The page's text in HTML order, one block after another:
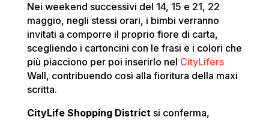
Nei weekend successivi del 14, 15 e 21, 22
maggio, negli stessi orari, i bimbi verranno
invitati a comporre il proprio fiore di carta,
scegliendo i cartoncini con le frasi e i colori che
più piacciono per poi inserirlo nel CityLifers
Wall, contribuendo così alla fioritura della maxi
scritta.
CityLife Shopping Districtsi conferma,